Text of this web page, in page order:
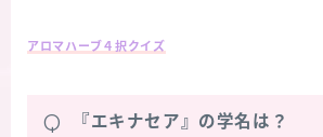
アロマハーブ４択クイズ
Q 『エキナセア』の学名は？